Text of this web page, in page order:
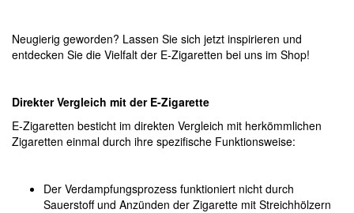
Neugierig geworden? Lassen Sie sich jetzt inspirieren und
entdecken Sie die Vielfalt der E-Zigaretten bei uns im Shop!
Direkter Vergleich mit der E-Zigarette
E-Zigaretten besticht im direkten Vergleich mit herkömmlichen
Zigaretten einmal durch ihre spezifische Funktionsweise:
Der Verdampfungsprozess funktioniert nicht durch
Sauerstoff und Anzünden der Zigarette mit Streichhölzern